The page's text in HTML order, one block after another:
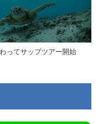
ってサップツアー開始